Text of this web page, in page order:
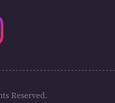
Reserved.